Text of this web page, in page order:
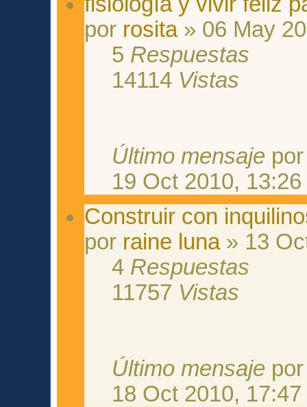
por rosita» 06 May
5 Respuestas
14114 Vistas
Último mensaje
19 Oct 2010, 13:26
Construir con
por raine luna» 13
4 Respuestas
11757 Vistas
Último mensaje
18 Oct 2010, 17:47